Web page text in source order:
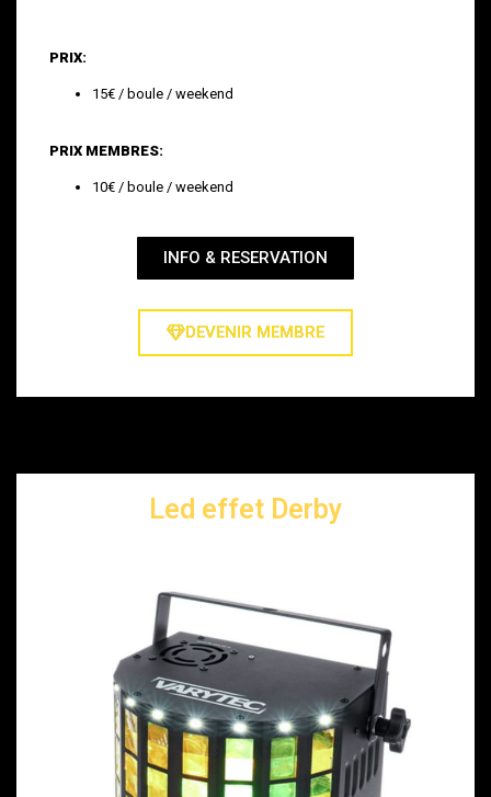
PRIX:
15€ / boule / weekend
PRIX MEMBRES:
10€ / boule / weekend
INFO & RESERVATION
DEVENIR MEMBRE
Led effet Derby